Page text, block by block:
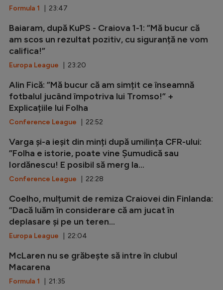
Formula 1 | 23:47
Baiaram, după KuPS - Craiova 1-1: ”Mă bucur că
am scos un rezultat pozitiv, cu siguranță ne vom
califica!”
Europa League | 23:20
Alin Fică: ”Mă bucur că am simțit ce înseamnă
fotbalul jucând împotriva lui Tromso!” +
Explicațiile lui Folha
Conference League | 22:52
Varga și-a ieșit din minți după umilința CFR-ului:
”Folha e istorie, poate vine Șumudică sau
Iordănescu! E posibil să merg la...
Conference League | 22:28
Coelho, mulțumit de remiza Craiovei din Finlanda:
”Dacă luăm în considerare că am jucat în
deplasare și pe un teren...
Europa League | 22:04
McLaren nu se grăbește să intre în clubul
Macarena
Formula 1 | 21:35